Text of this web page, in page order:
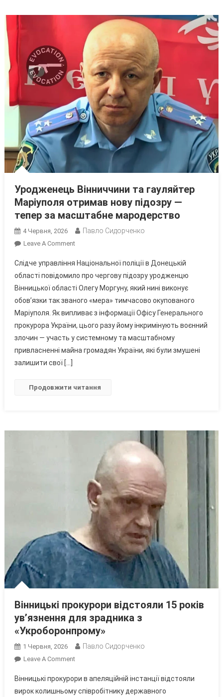
Років
Тому
Уродженець Вінниччини та гауляйтер
Маріуполя отримав нову підозру —
тепер за масштабне мародерство
4 Червня, 2026 Павло Сидорченко
Leave A CommentOn
Вінниччини
Та
Гауляйтер
Маріуполя
Отримав
Нову
Мародерство
Слідче управління Національної поліції в Донецькій
області повідомило про чергову підозру уродженцю
Вінницької області Олегу Моргуну, який нині виконує
обов’язки так званого «мера» тимчасово окупованого
Маріуполя. Як випливає з інформації Офісу Генерального
прокурора України, цього разу йому інкримінують воєнний
злочин — участь у системному та масштабному
привласненні майна громадян України, які були змушені
залишити свої […]
Продовжити читання
Вінницькі прокурори відстояли 15 років
ув’язнення для зрадника з
«Укроборонпрому»
1 Червня, 2026 Павло Сидорченко
Leave A CommentOn
Прокурори
Відстояли
Вінницькі прокурори в апеляційній інстанції відстояли
вирок колишньому співробітнику державного